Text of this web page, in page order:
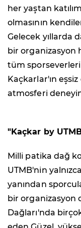
her yaştan
olmasının
Gelecek yıllarda
bir organizasyon
tüm sporseverleri
Kaçkarlar'ın
atmosferi
"Kaçkar by
Milli patika dağ
UTMB'nin
yanından
bir
Dağları'nda